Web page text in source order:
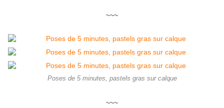
~~~
Poses de 5 minutes, pastels gras sur calque
~~~